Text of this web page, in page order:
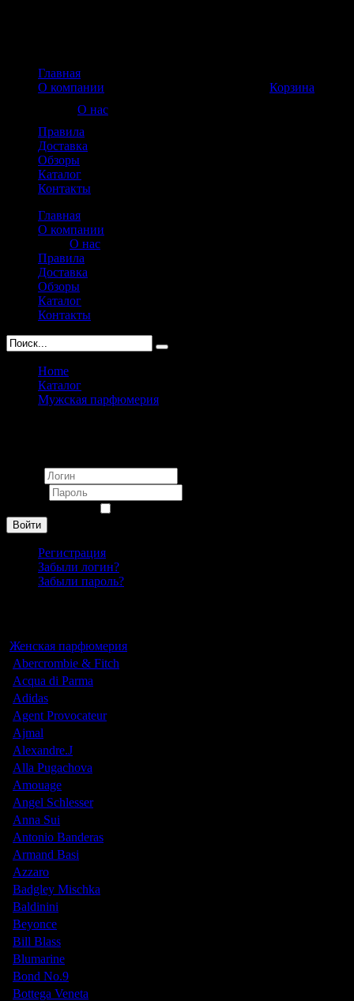
Корзина
Главная
О компании
О нас
Правила
Доставка
Обзоры
Каталог
Контакты
Главная
О компании
О нас
Правила
Доставка
Обзоры
Каталог
Контакты
Home
Каталог
Мужская парфюмерия
Войти
Регистрация
Забыли логин?
Забыли пароль?
Женская парфюмерия
Abercrombie & Fitch
Acqua di Parma
Adidas
Agent Provocateur
Ajmal
Alexandre.J
Alla Pugachova
Amouage
Angel Schlesser
Anna Sui
Antonio Banderas
Armand Basi
Azzaro
Badgley Mischka
Baldinini
Beyonce
Bill Blass
Blumarine
Bond No.9
Bottega Veneta